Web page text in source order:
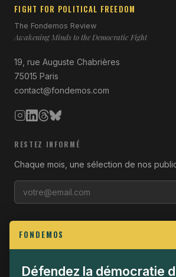
FIGHT FOR POLITICAL FREEDOM
The Fondemos Review
Awakening Minds to the Democratic Fight
19, rue Auguste Chabrières
75015 Paris
contact@fondemos.com
RESTEZ INFORMÉ
Chaque mois, une sélection de nos
Qui sommes-nous
Join the Fight
FONDEMOS
Défendez la démocratie